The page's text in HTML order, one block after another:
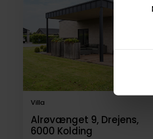
Villa
Alrøvænget 9, Drejens,
6000 Kolding